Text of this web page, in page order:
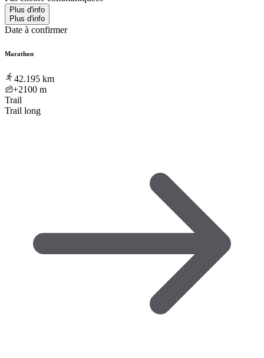
Plus d'info
Plus d'info
Date à confirmer
Marathon
42.195 km
+2100 m
Trail
Trail long